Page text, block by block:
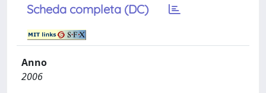
Scheda completa (DC)
Anno
2006